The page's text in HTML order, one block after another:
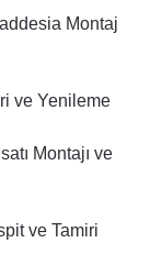
Montaj
ve Yenileme
Montajı ve
ve Tamiri